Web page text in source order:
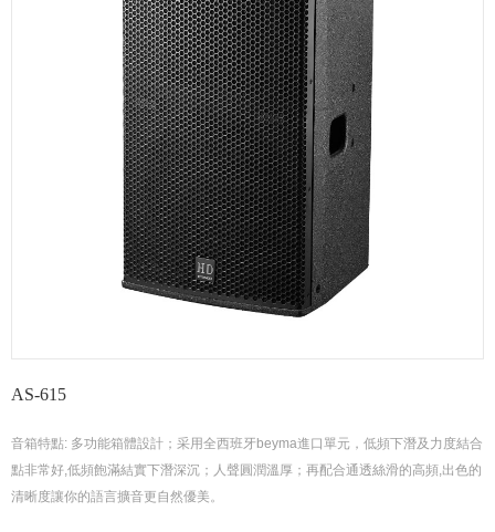
AS-615
音箱特點: 多功能箱體設計；采用全西班牙beyma進口單元，低頻下潛及力度結合
點非常好,低頻飽滿結實下潛深沉；人聲圓潤溫厚；再配合通透絲滑的高頻,出色的
清晰度讓你的語言擴音更自然優美。